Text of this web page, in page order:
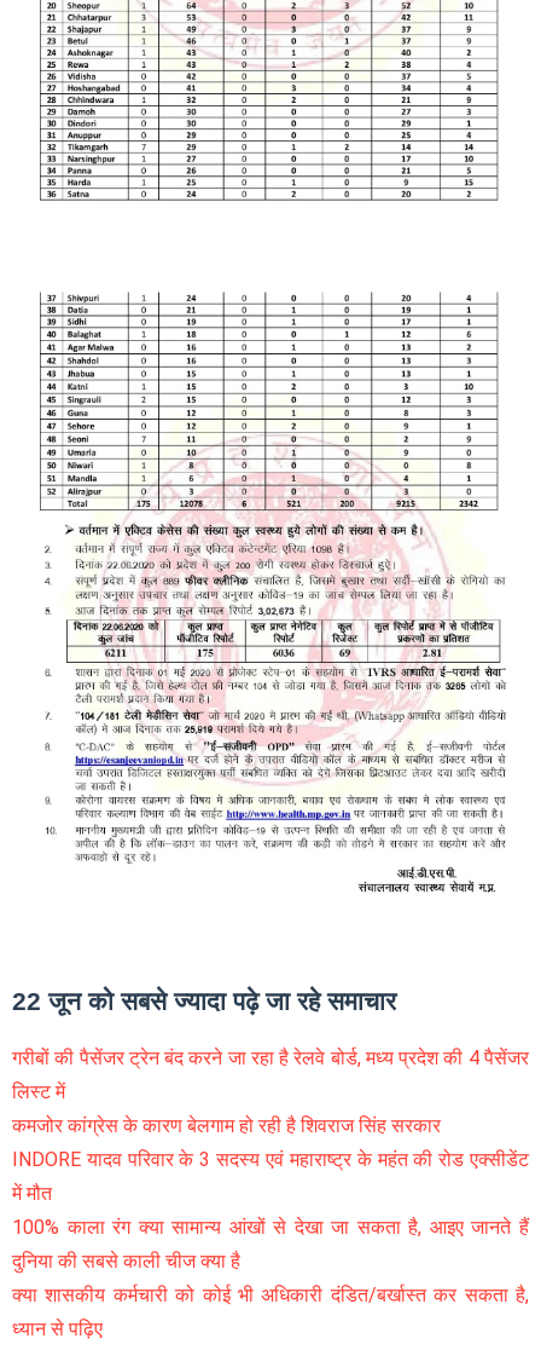
22 जून को सबसे ज्यादा पढ़े जा रहे समाचार
गरीबों की पैसेंजर ट्रेन बंद करने जा रहा है रेलवे बोर्ड, मध्य प्रदेश की 4 पैसेंजर
लिस्ट में
कमजोर कांग्रेस के कारण बेलगाम हो रही है शिवराज सिंह सरकार
INDORE यादव परिवार के 3 सदस्य एवं महाराष्ट्र के महंत की रोड एक्सीडेंट
में मौत
100% काला रंग क्या सामान्य आंखों से देखा जा सकता है, आइए जानते हैं
दुनिया की सबसे काली चीज क्या है
क्या शासकीय कर्मचारी को कोई भी अधिकारी दंडित/बर्खास्त कर सकता है,
ध्यान से पढ़िए